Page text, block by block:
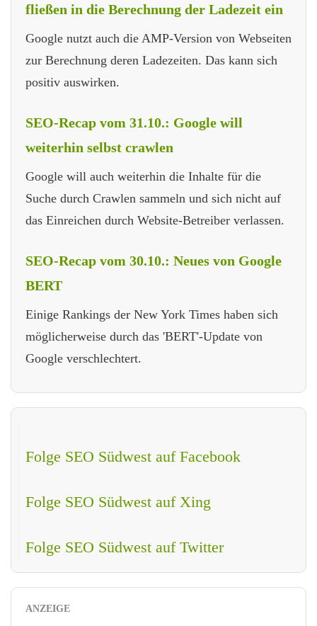
fließen in die Berechnung der Ladezeit ein
Google nutzt auch die AMP-Version von Webseiten
zur Berechnung deren Ladezeiten. Das kann sich
positiv auswirken.
SEO-Recap vom 31.10.: Google will
weiterhin selbst crawlen
Google will auch weiterhin die Inhalte für die
Suche durch Crawlen sammeln und sich nicht auf
das Einreichen durch Website-Betreiber verlassen.
SEO-Recap vom 30.10.: Neues von Google
BERT
Einige Rankings der New York Times haben sich
möglicherweise durch das 'BERT'-Update von
Google verschlechtert.
Folge SEO Südwest auf Facebook
Folge SEO Südwest auf Xing
Folge SEO Südwest auf Twitter
ANZEIGE